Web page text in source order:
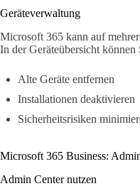
Geräteverwaltung
Microsoft 365 kann auf
In der Geräteübersicht können
Alte Geräte entfernen
Installationen deaktivieren
Sicherheitsrisiken
Microsoft 365 Business:
Admin Center nutzen